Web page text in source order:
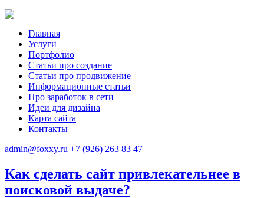
Главная
Услуги
Портфолио
Статьи про создание
Статьи про продвижение
Информационные статьи
Про заработок в сети
Идеи для дизайна
Карта сайта
Контакты
admin@foxxy.ru +7 (926) 263 83 47
Как сделать сайт привлекательнее в
поисковой выдаче?